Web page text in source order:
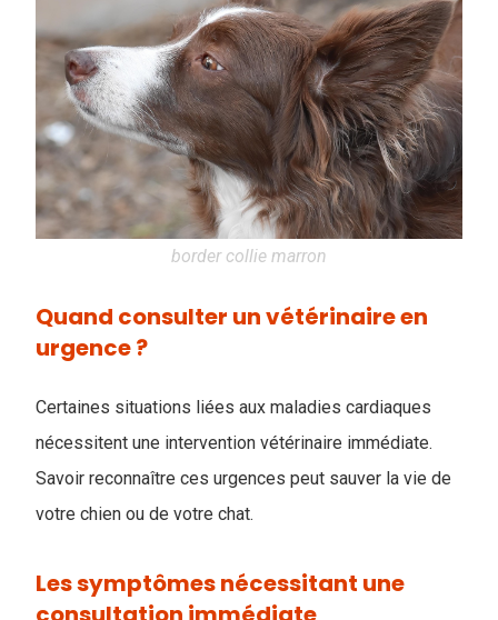
border collie marron
Quand consulter un vétérinaire en
urgence ?
Certaines situations liées aux maladies cardiaques
nécessitent une intervention vétérinaire immédiate.
Savoir reconnaître ces urgences peut sauver la vie de
votre chien ou de votre chat.
Les symptômes nécessitant une